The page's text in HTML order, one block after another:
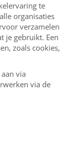
395 x 180 cm
te
organisaties
verzamelen
je gebruikt. Een
zoals cookies,
via
via de